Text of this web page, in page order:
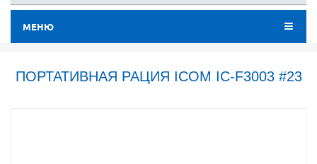
МЕНЮ
ПОРТАТИВНАЯ РАЦИЯ ICOM IC-F3003 #23